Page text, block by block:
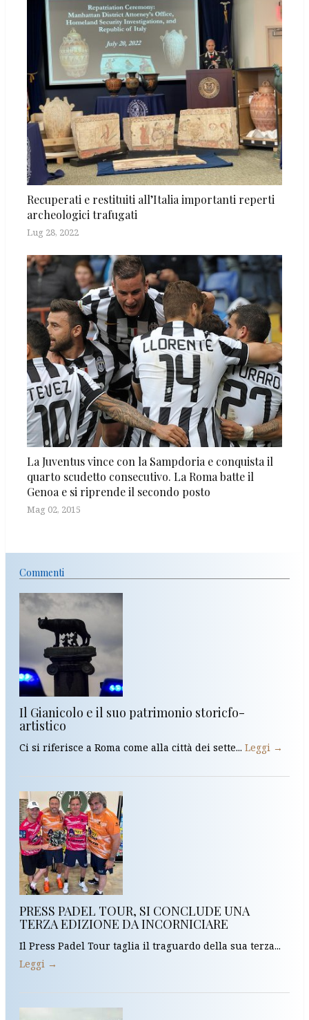
Recuperati e restituiti all’Italia importanti reperti
archeologici trafugati
Lug 28, 2022
La Juventus vince con la Sampdoria e conquista il
quarto scudetto consecutivo. La Roma batte il
Genoa e si riprende il secondo posto
Mag 02, 2015
Commenti
Il Gianicolo e il suo patrimonio storicfo-
artistico
Ci si riferisce a Roma come alla città dei sette... Leggi →
PRESS PADEL TOUR, SI CONCLUDE UNA
TERZA EDIZIONE DA INCORNICIARE
Il Press Padel Tour taglia il traguardo della sua terza...
Leggi →